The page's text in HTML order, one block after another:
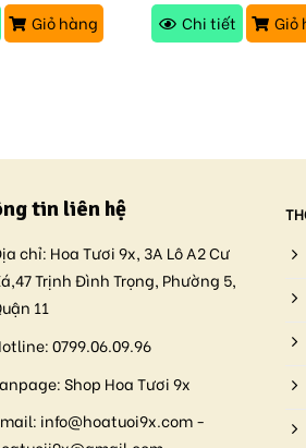
Giỏ hàng Chi tiết Giỏ
tin liên hệ
chỉ: Hoa Tươi 9x, 3A Lô A2 Cư
Trịnh Đình Trọng, Phường 5,
11
0799.06.09.96
Shop Hoa Tươi 9x
info@hoatuoi9x.com -